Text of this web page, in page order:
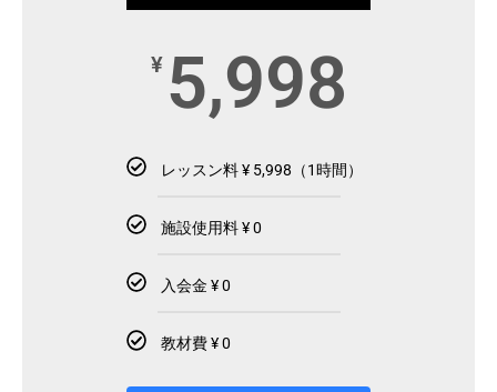
¥ 5,998
レッスン料 ¥ 5,998（1時間）
施設使用料 ¥ 0
入会金 ¥ 0
教材費 ¥ 0